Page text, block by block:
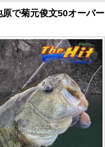
で菊元俊文50オーバー